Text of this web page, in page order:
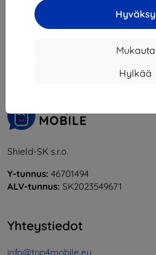
Hyväksy
Mukauta
Hylkää
yhteensä6.
Shield-SK s.r.o.
Y-tunnus: 46701494
ALV-tunnus: SK2023549671
Yhteystiedot
info@top4mobile.eu